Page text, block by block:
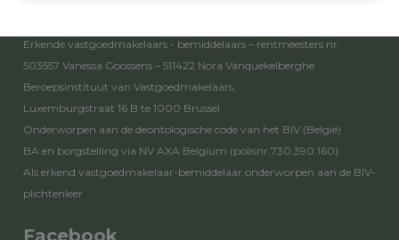
Erkende vastgoedmakelaars - bemiddelaars – rentmeesters nr.
503557 Vanessa Goossens – 511422 Nora Vanquekelberghe
Beroepsinstituut van Vastgoedmakelaars,
Luxemburgstraat 16 B te 1000 Brussel
Onderworpen aan de deontologische code van het BIV (België)
BA en borgstelling via NV AXA Belgium (polisnr.730.390.160)
Als erkend vastgoedmakelaar-bemiddelaar onderworpen aan de BIV-
plichtenleer